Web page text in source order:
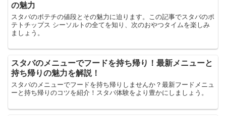
の魅力
スタバのポテチの値段とその魅力に迫ります。この記事でスタバのポ
テトチップス シーソルトの全てを知り、次のおやつタイムを楽しみ
ましょう。
スタバのメニューでフードを持ち帰り！最新メニューと
持ち帰りの魅力を解説！
スタバのメニューでフードを持ち帰りしませんか？最新フードメニュ
ーと持ち帰りのコツを紹介！スタバ体験をより豊かにしましょう。